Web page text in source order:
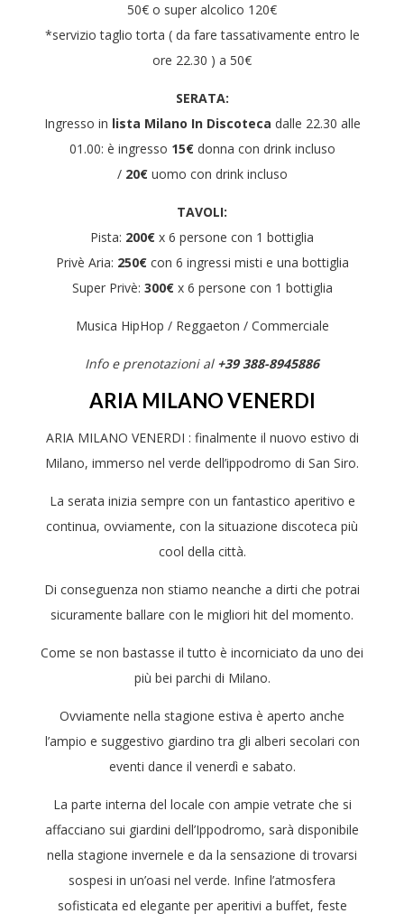
50€ o super alcolico 120€
*servizio taglio torta ( da fare tassativamente entro le
ore 22.30 ) a 50€
SERATA:
Ingresso in lista Milano In Discoteca dalle 22.30 alle
01.00: è ingresso 15€donna con drink incluso
/ 20€ uomo con drink incluso
TAVOLI:
Pista: 200€ x 6 persone con 1 bottiglia
Privè Aria: 250€ con 6 ingressi misti e una bottiglia
Super Privè: 300€x 6 persone con 1 bottiglia
Musica HipHop / Reggaeton / Commerciale
Info e prenotazioni al +39 388-8945886
ARIA MILANO VENERDI
ARIA MILANO VENERDI : finalmente il nuovo estivo di
Milano, immerso nel verde dell’ippodromo di San Siro.
La serata inizia sempre con un fantastico aperitivo e
continua, ovviamente, con la situazione discoteca più
cool della città.
Di conseguenza non stiamo neanche a dirti che potrai
sicuramente ballare con le migliori hit del momento.
Come se non bastasse il tutto è incorniciato da uno dei
più bei parchi di Milano.
Ovviamente nella stagione estiva è aperto anche
l’ampio e suggestivo giardino tra gli alberi secolari con
eventi dance il venerdì e sabato.
La parte interna del locale con ampie vetrate che si
affacciano sui giardini dell’Ippodromo, sarà disponibile
nella stagione invernele e da la sensazione di trovarsi
sospesi in un’oasi nel verde. Infine l’atmosfera
sofisticata ed elegante per aperitivi a buffet, feste